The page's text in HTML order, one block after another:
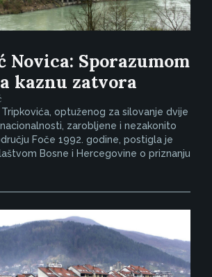
Sporazumom
kaznu zatvora
optuženog za silovanje dvije
zarobljene i nezakonito
Foče 1992. godine, postigla je
Bosne i Hercegovine o priznanju